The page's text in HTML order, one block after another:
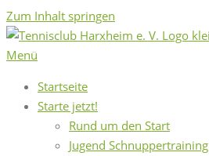
Zum Inhalt springen
Menü
Startseite
Starte jetzt!
Rund um den Start
Jugend Schnuppertraining